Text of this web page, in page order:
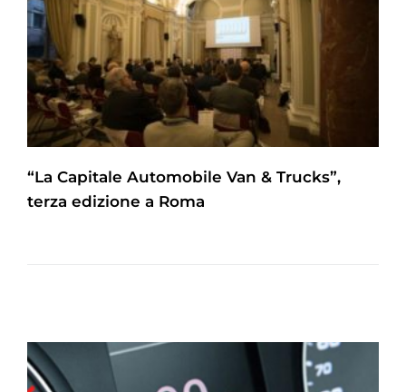
“La Capitale Automobile Van & Trucks”,
terza edizione a Roma